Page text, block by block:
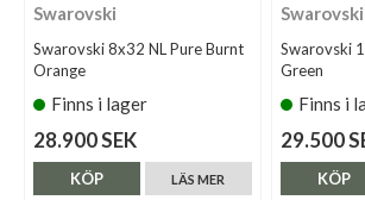
Swarovski
Swarovski 8x32 NL Pure Burnt
Orange
Finns i lager
28.900 SEK
LÄS MER
KÖP
Swarovski
Swarovski
Green
Finns i
29.500
KÖP